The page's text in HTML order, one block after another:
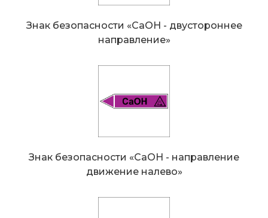
Знак безопасности «CaOH - двустороннее
направление»
Знак безопасности «CaOH - направление
движение налево»